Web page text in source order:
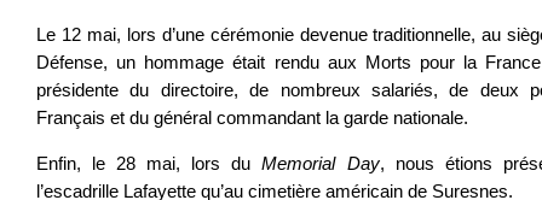
Le 12 mai, lors d’une cérémonie devenue traditionnelle, au
Défense, un hommage était rendu aux Morts pour la
présidente du directoire, de nombreux salariés, de deux
Français et du général commandant la garde nationale.
Enfin, le 28 mai, lors duMemorial Day, nous étions
l’escadrille Lafayette qu’au cimetière américain de Suresnes.